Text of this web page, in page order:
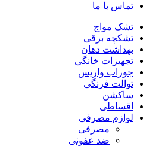
تماس با ما
تشک مواج
تشکچه برقی
بهداشت دهان
تجهیزات خانگی
جوراب واریس
توالت فرنگی
ساکشن
اقساطی
لوازم مصرفی
مصرفی
ضد عفونی